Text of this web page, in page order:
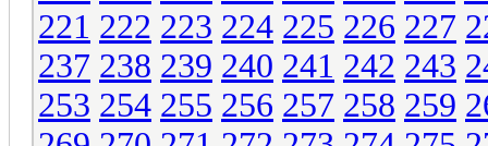
221 222 223 224 225 226 227
237 238 239 240 241 242 243
253 254 255 256 257 258 259